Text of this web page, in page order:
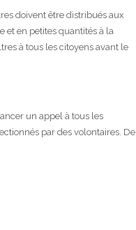
doivent être distribués aux
et en petites quantités à la
à tous les citoyens avant le
un appel à tous les
par des volontaires. De